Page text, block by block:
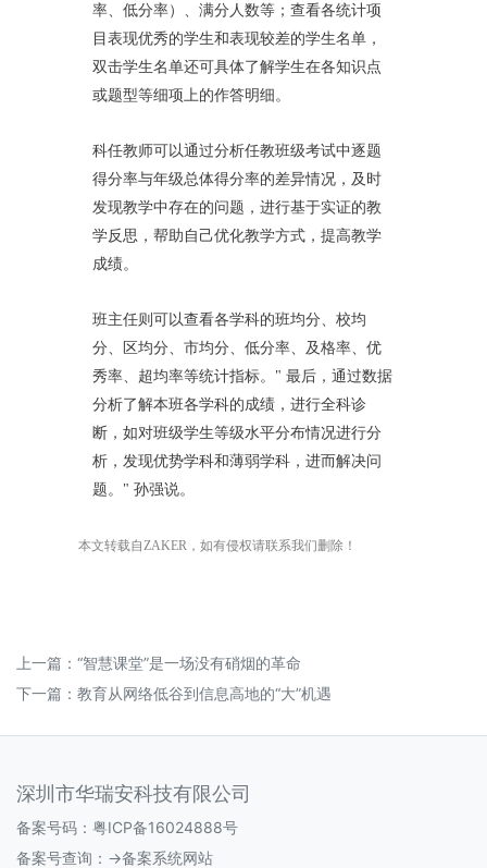
率、低分率）、满分人数等；查看各统计项
目表现优秀的学生和表现较差的学生名单，
双击学生名单还可具体了解学生在各知识点
或题型等细项上的作答明细。
科任教师可以通过分析任教班级考试中逐题
得分率与年级总体得分率的差异情况，及时
发现教学中存在的问题，进行基于实证的教
学反思，帮助自己优化教学方式，提高教学
成绩。
班主任则可以查看各学科的班均分、校均
分、区均分、市均分、低分率、及格率、优
秀率、超均率等统计指标。" 最后，通过数据
分析了解本班各学科的成绩，进行全科诊
断，如对班级学生等级水平分布情况进行分
析，发现优势学科和薄弱学科，进而解决问
题。" 孙强说。
本文转载自 ZAKER，如有侵权请联系我们删除！
上一篇： “智慧课堂”是一场没有硝烟的革命
下一篇： 教育从网络低谷到信息高地的“大”机遇
深圳市华瑞安科技有限公司
备案号码： 粤ICP备16024888号
备案号查询： ->备案系统网站